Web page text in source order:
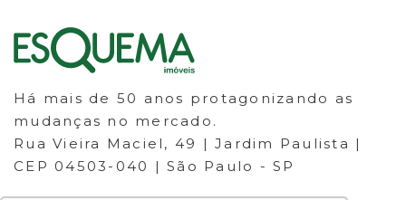
Há mais de 50 anos protagonizando as
mudanças no mercado.
Rua Vieira Maciel, 49 | Jardim Paulista |
CEP 04503-040 | São Paulo - SP